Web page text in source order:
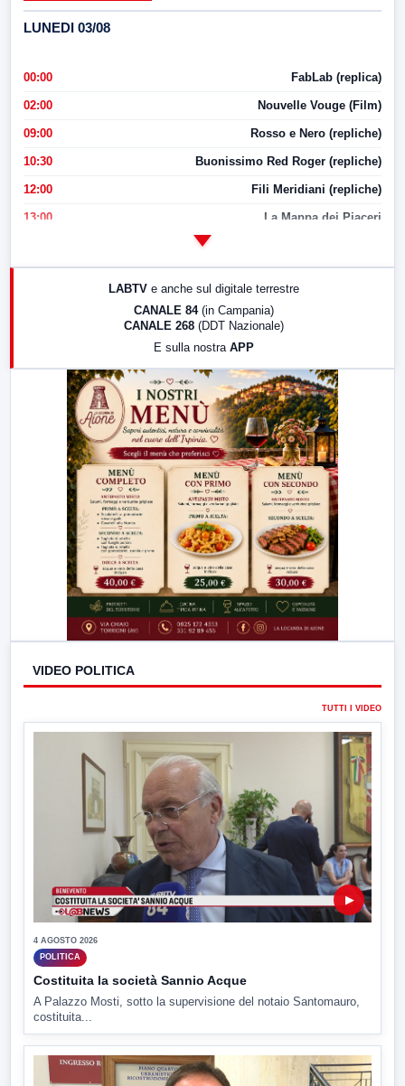
LUNEDI 03/08
00:00 FabLab (replica)
02:00 Nouvelle Vouge (Film)
09:00 Rosso e Nero (repliche)
10:30 Buonissimo Red Roger (repliche)
12:00 Fili Meridiani (repliche)
13:00 La Mappa dei Piaceri
LabNews (replica)
LABTV e anche sul digitale terrestre
CANALE 84 (in Campania)
CANALE 268 (DDT Nazionale)
E sulla nostra APP
VIDEO POLITICA
TUTTI I VIDEO
▶
4 AGOSTO 2026
POLITICA
Costituita la società Sannio Acque
A Palazzo Mosti, sotto la supervisione del notaio Santomauro,
costituita...